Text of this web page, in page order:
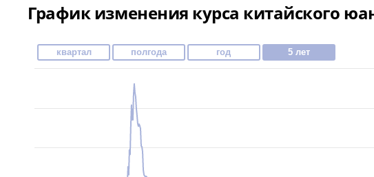
График изменения курса китайского
квартал полгода год 5 лет